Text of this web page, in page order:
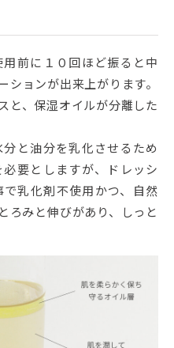
前に１０回ほど振ると中
ションが出来上がります。
と、保湿オイルが分離した
と油分を乳化させるため
要としますが、ドレッシ
乳化剤不使用かつ、自然
ろみと伸びがあり、しっと